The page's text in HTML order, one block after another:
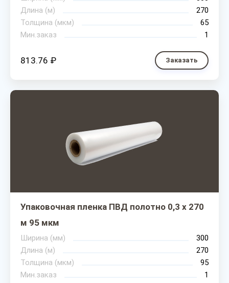
Длина (м)
270
Толщина (мкм)
65
Мин.заказ
1
813.76 ₽ Заказать
Упаковочная пленка ПВД полотно 0,3 х 270
м 95 мкм
Ширина (мм)
300
Длина (м)
270
Толщина (мкм)
95
Мин.заказ
1